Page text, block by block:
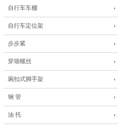
自行车车棚
自行车定位架
步步紧
穿墙螺丝
琬扣式脚手架
钢 管
油 托